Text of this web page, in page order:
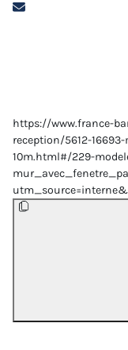
https://www.france-
reception/5612-
10m.html#/229-